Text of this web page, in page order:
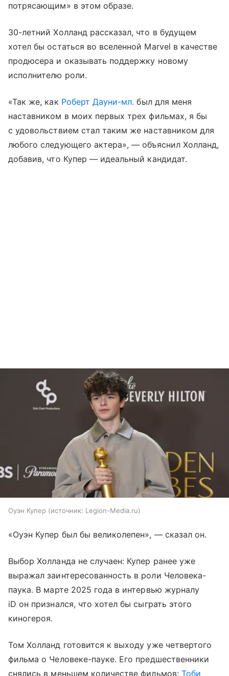
потрясающим» в этом образе.
30-летний Холланд рассказал, что в будущем
хотел бы остаться во вселенной Marvel в качестве
продюсера и оказывать поддержку новому
исполнителю роли.
«Так же, как Роберт Дауни-мл. был для меня
наставником в моих первых трех фильмах, я бы
с удовольствием стал таким же наставником для
любого следующего актера», — объяснил Холланд,
добавив, что Купер — идеальный кандидат.
Оуэн Купер источник: Legion-Media.ru
«Оуэн Купер был бы великолепен», — сказал он.
Выбор Холланда не случаен: Купер ранее уже
выражал заинтересованность в роли Человека-
паука. В марте 2025 года в интервью журналу
iD он признался, что хотел бы сыграть этого
киногероя.
Том Холланд готовится к выходу уже четвертого
фильма о Человеке-пауке. Его предшественники
снялись в меньшем количестве фильмов: Тоби